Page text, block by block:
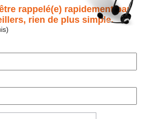
rappelé(e) rapidement par
rien de plus simple.